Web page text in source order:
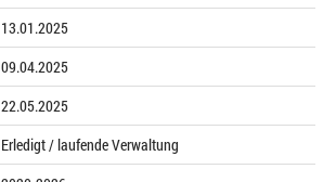
13.01.2025
09.04.2025
22.05.2025
Erledigt / laufende Verwaltung